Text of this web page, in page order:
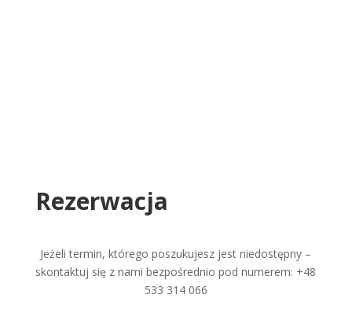
Rezerwacja
Jeżeli termin, którego poszukujesz jest niedostępny –
skontaktuj się z nami bezpośrednio pod numerem: +48
533 314 066